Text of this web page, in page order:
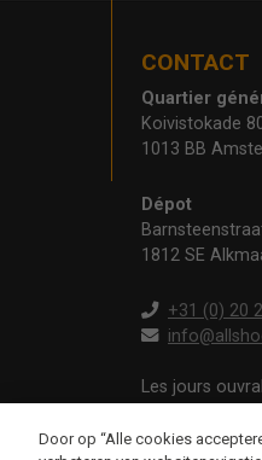
CONTACT
Quartier
Koivistokade
1013 BB
Dépot
1812 SE
+31 (0) 20
Les jours
09h00 à
Door op “Alle cookies